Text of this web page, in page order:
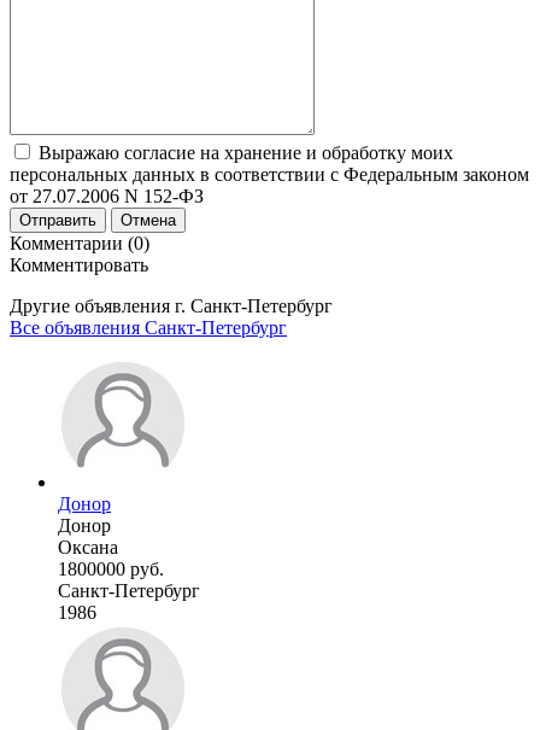
Выражаю согласие на хранение и обработку моих
персональных данных в соответствии с Федеральным законом
от 27.07.2006 N 152-ФЗ
Отправить Отмена
Комментарии (0)
Комментировать
Другие объявления г. Санкт-Петербург
Все объявления Санкт-Петербург
Донор
Донор
Оксана
1800000 руб.
Санкт-Петербург
1986